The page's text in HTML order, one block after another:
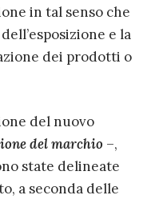
in tal senso che
e la
dei prodotti o
del nuovo
del marchio –,
state delineate
a seconda delle